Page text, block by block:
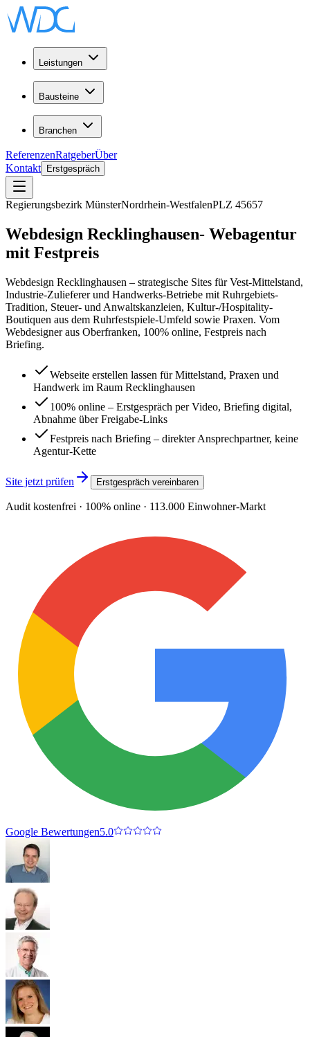
Leistungen
Bausteine
Branchen
ReferenzenRatgeberÜber
Kontakt
Erstgespräch
Regierungsbezirk MünsterNordrhein-WestfalenPLZ 45657
Webdesign Recklinghausen- Webagentur
mit Festpreis
Webdesign Recklinghausen – strategische Sites für Vest-Mittelstand,
Industrie-Zulieferer und Handwerks-Betriebe mit Ruhrgebiets-
Tradition, Steuer- und Anwaltskanzleien, Kultur-/Hospitality-
Boutiquen aus dem Ruhrfestspiele-Umfeld sowie Praxen. Vom
Webdesigner aus Oberfranken, 100% online, Festpreis nach
Briefing.
Webseite erstellen lassen für Mittelstand, Praxen und
Handwerk im Raum Recklinghausen
100% online – Erstgespräch per Video, Briefing digital,
Abnahme über Freigabe-Links
Festpreis nach Briefing – direkter Ansprechpartner, keine
Agentur-Kette
Site jetzt prüfen Erstgespräch vereinbaren
Audit kostenfrei · 100% online · 113.000 Einwohner-Markt
Google Bewertungen5.0